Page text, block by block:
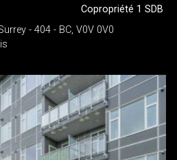
Copropriété 1 SDB
- 404 - BC, V0V 0V0